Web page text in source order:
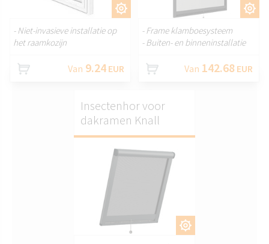
AANPASSEN.
- Niet-invasieve installatie op
het raamkozijn
Van 9.24 EUR
AANPASSEN.
- Frame klamboesysteem
- Buiten- en binneninstallatie
Van 142.68 EUR
AANPASSEN.
Insectenhor voor
dakramen Knall